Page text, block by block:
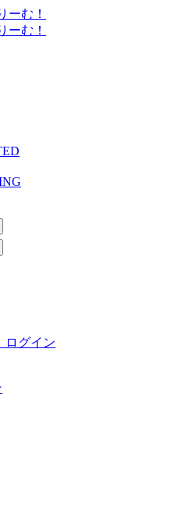
ログイン